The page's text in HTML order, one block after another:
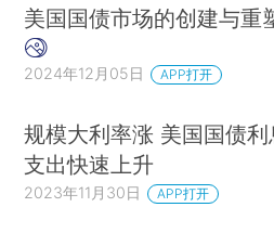
美国国债市场的创建与重
2024年12月05日 APP打开
规模大利率涨 美国国债利
支出快速上升
2023年11月30日 APP打开